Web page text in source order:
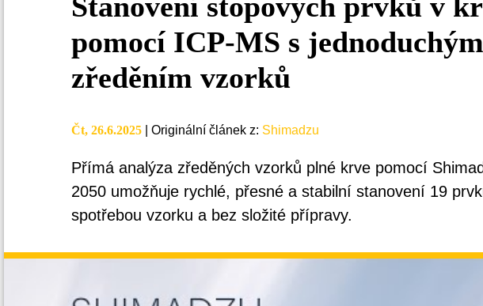
pomocí ICP-MS s jednoduchým
zředěním vzorků
Čt, 26.6.2025 Originální článek z: Shimadzu
Přímá analýza zředěných vzorků plné krve pomocí
2050 umožňuje rychlé, přesné a stabilní stanovení 19
spotřebou vzorku a bez složité přípravy.